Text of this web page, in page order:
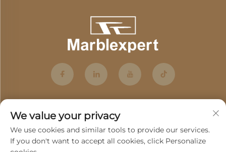
We value your privacy
We use cookies and similar tools to provide our services.
If you don't want to accept all cookies, click Personalize